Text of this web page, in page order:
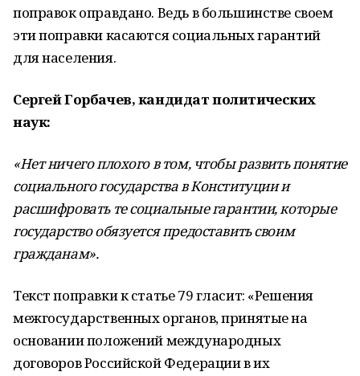
поправок оправдано. Ведь в большинстве своем
эти поправки касаются социальных гарантий
для населения.
Сергей Горбачев, кандидат политических
наук:
«Нет ничего плохого в том, чтобы развить понятие
социального государства в Конституции и
расшифровать те социальные гарантии, которые
государство обязуется предоставить своим
гражданам».
Текст поправки к статье 79 гласит: «Решения
межгосударственных органов, принятые на
основании положений международных
договоров Российской Федерации в их